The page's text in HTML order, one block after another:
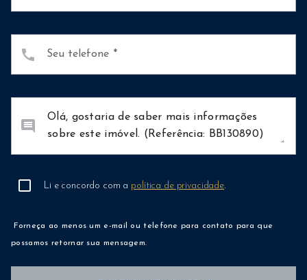
Seu telefone
call
comment
Li e concordo com a política de privacidade.
Forneça ao menos um e-mail ou telefone para contato para que
possamos retornar sua mensagem.